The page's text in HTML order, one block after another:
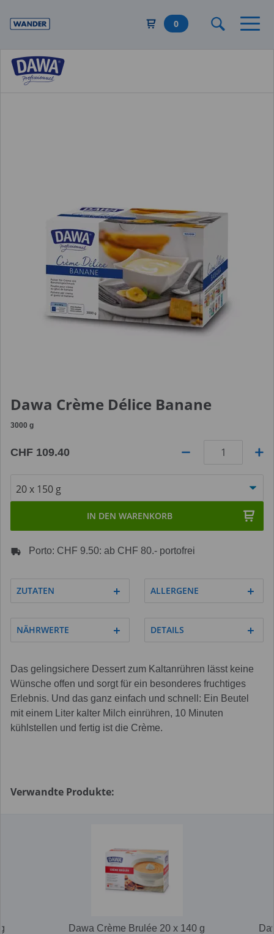
zum
0
Dawa Crème Délice Banane
3000 g
CHF 109.40
IN DEN WARENKORB
Porto: CHF 9.50: ab CHF 80.- portofrei
ZUTATEN ALLERGENE
NÄHRWERTE DETAILS
Das gelingsichere Dessert zum Kaltanrühren lässt keine
Wünsche offen und sorgt für ein besonderes fruchtiges
Erlebnis. Und das ganz einfach und schnell: Ein Beutel
mit einem Liter kalter Milch einrühren, 10 Minuten
kühlstellen und fertig ist die Crème.
Verwandte Produkte:
Dawa Crème Brulée 20 x 140 g